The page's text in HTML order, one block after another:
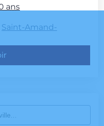
ans
Saint-Amand-